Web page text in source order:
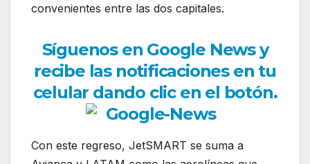
convenientes entre las dos capitales.
Síguenos en Google News y
recibe las notificaciones en tu
celular dando clic en el botón.
Con este regreso, JetSMART se suma a